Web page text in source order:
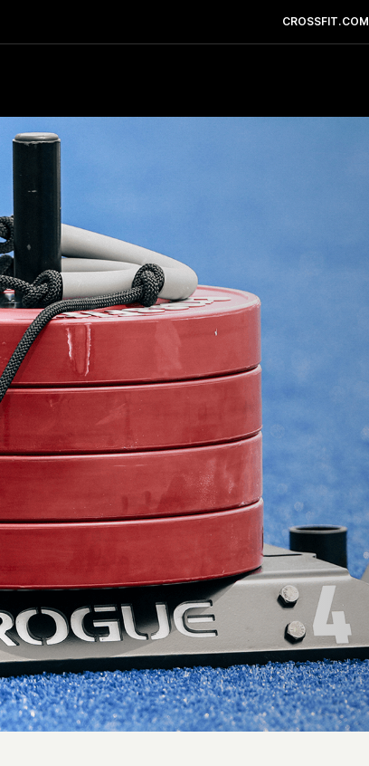
CROSSFIT.COM